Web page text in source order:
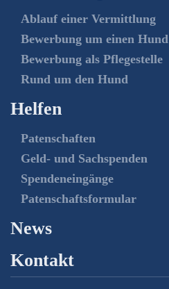
Ablauf einer Vermittlung
Bewerbung um einen Hund
Bewerbung als Pflegestelle
Rund um den Hund
Helfen
Patenschaften
Geld- und Sachspenden
Spendeneingänge
Patenschaftsformular
News
Kontakt